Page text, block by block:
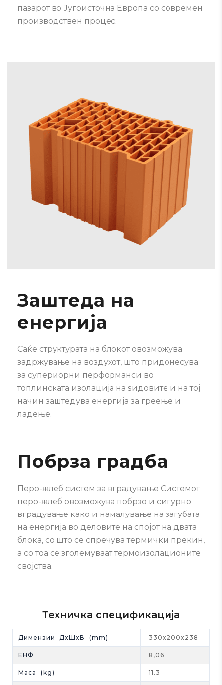
пазарот во Југоисточна Европа со современ
производствен процес.
Заштеда на
енергија
Саќе структурата на блокот овозможува
задржување на воздухот, што придонесува
за супериорни перформанси во
топлинската изолација на ѕидовите и на тој
начин заштедува енергија за греење и
ладење.
Побрза градба
Перо-жлеб систем за вградување Системот
перо-жлеб овозможува побрзо и сигурно
вградување како и намалување на загубата
на енергија во деловите на спојот на двата
блока, со што се спречува термички прекин,
а со тоа се зголемуваат термоизолационите
својства.
Техничка спецификација
Димензии ДxШxВ (mm) 330x200x238
EНФ 8,06
Maса (kg) 11.3